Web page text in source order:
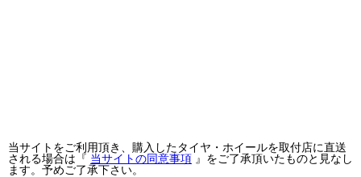
当サイトをご利用頂き、購入したタイヤ・ホイールを取付店に直送
される場合は『 当サイトの同意事項 』をご了承頂いたものと見なし
ます。予めご了承下さい。